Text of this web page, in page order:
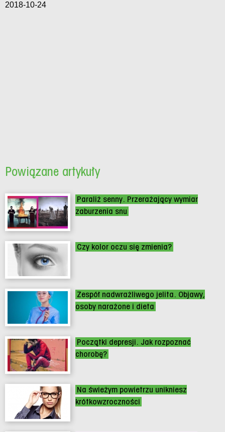
2018-10-24
Powiązane artykuły
Paraliż senny. Przerażający wymiar
zaburzenia snu
Czy kolor oczu się zmienia?
Zespół nadwrażliwego jelita. Objawy,
osoby narażone i dieta
Początki depresji. Jak rozpoznać
chorobę?
Na świeżym powietrzu unikniesz
krótkowzroczności